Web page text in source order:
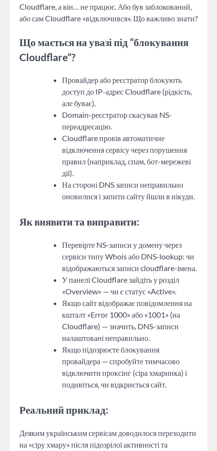
Cloudflare, а він… не працює. Або був заблокований,
або сам Cloudflare «відключився». Що важливо знати?
Що мається на увазі під “блокування
Cloudflare”?
Провайдер або реєстратор блокують
доступ до IP-адрес Cloudflare (рідкість,
але буває).
Domain-реєстратор скасував NS-
переадресацію.
Cloudflare провів автоматичне
відключення сервісу через порушення
правил (наприклад, спам, бот-мережеві
дії).
На стороні DNS записи неправильно
оновилися і запити сайту йшли в нікуди.
Як виявити та виправити:
Перевірте NS-записи у домену через
сервіси типу Whois або DNS-lookup: чи
відображаються записи cloudflare-імена.
У панелі Cloudflare зайдіть у розділ
«Overview» — чи є статус «Active».
Якщо сайт відображає повідомлення на
кшталт «Error 1000» або «1001» (на
Cloudflare) — значить, DNS-записи
налаштовані неправильно.
Якщо підозрюєте блокування
провайдера — спробуйте тимчасово
відключити проксінг (сіра хмаринка) і
подивіться, чи відкриється сайт.
Реальний приклад:
Деяким українським сервісам доводилося переходити
на «сіру хмару» після підозрілої активності та